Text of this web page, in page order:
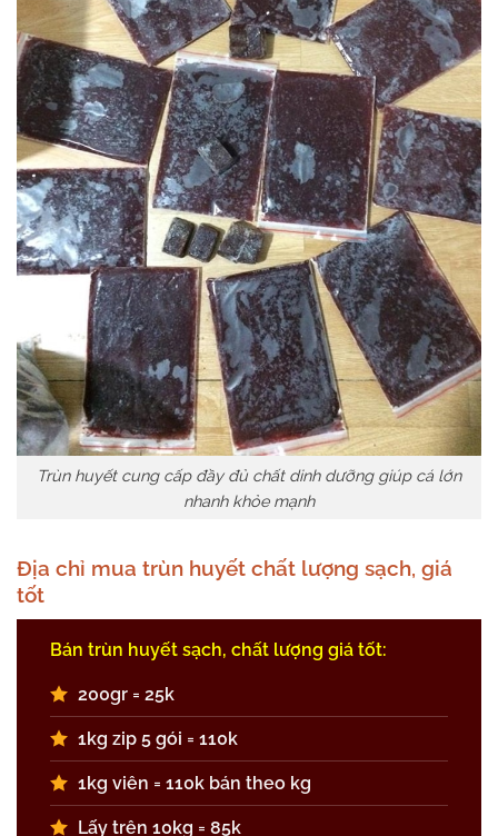
Trùn huyết cung cấp đầy đủ chất dinh dưỡng giúp cá lớn
nhanh khỏe mạnh
Địa chỉ mua trùn huyết chất lượng sạch, giá
tốt
Bán trùn huyết sạch, chất lượng giá tốt:
200gr = 25k
1kg zip 5 gói = 110k
1kg viên = 110k bán theo kg
Lấy trên 10kg = 85k